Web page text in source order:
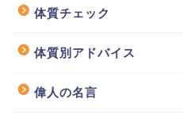
体質チェック
体質別アドバイス
偉人の名言